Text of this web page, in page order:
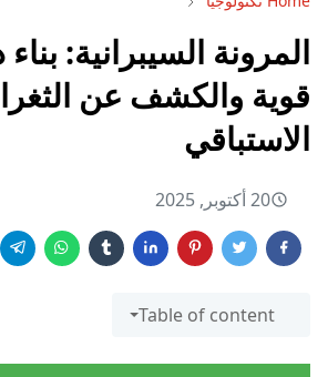
المرونة السيبرانية:
قوية والكشف عن
الاستباقي
20 أكتوبر, 2025
Table of content